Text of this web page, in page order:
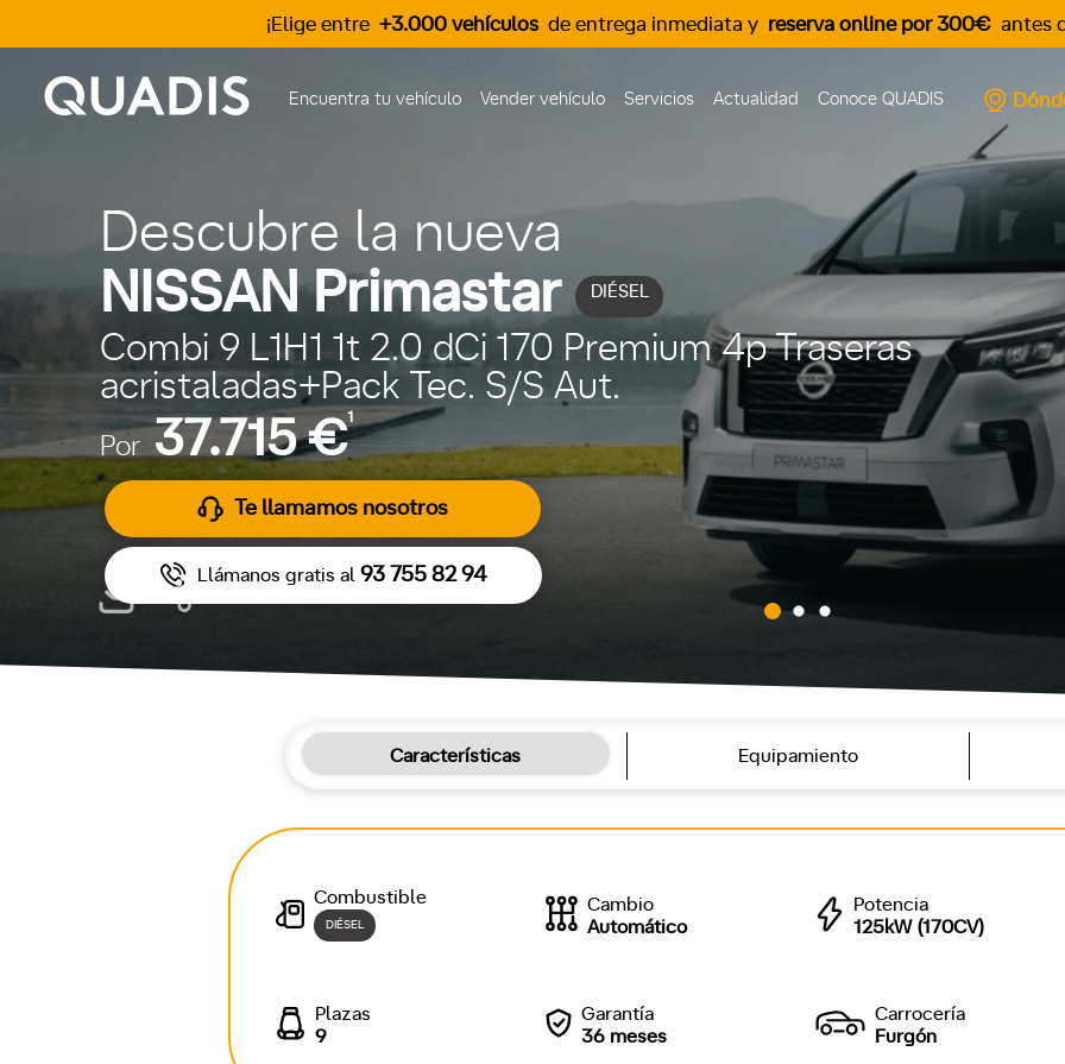
¡Elige entre +3.000 vehículos de entrega inmediata y reserva online por 300€ antes
Encuentra tu vehículo Vender vehículo Servicios Actualidad Conoce QUADIS
Descubre la nueva
NISSAN Primastar
DIÉSEL
Combi 9 L1H1 1t 2.0 dCi 170 Premium 4p Traseras
acristaladas+Pack Tec. S/S Aut.
Por 37.715 €1
Te llamamos nosotros
Llámanos gratis al 93 755 82 94
Características Equipamiento
Combustible
DIÉSEL
Cambio
Automático
Potencia
125kW (170CV)
Plazas
9
Garantía
36 meses
Carrocería
Furgón